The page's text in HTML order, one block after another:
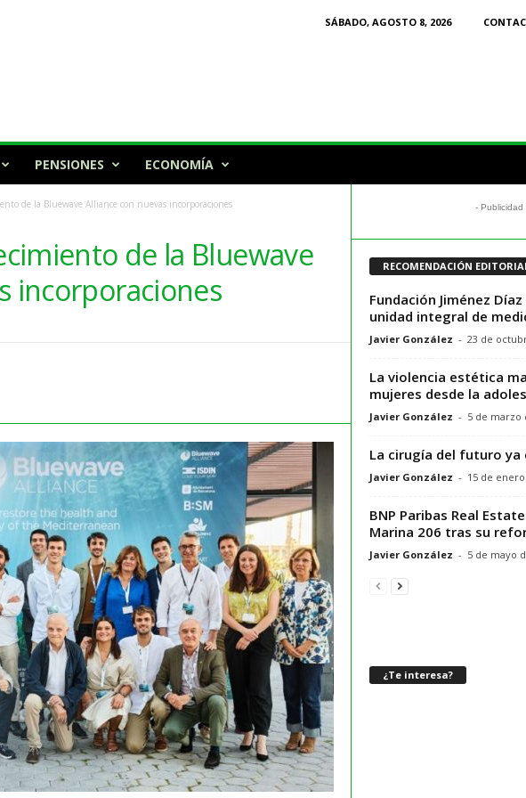
SÁBADO, AGOSTO 8, 2026
PENSIONES ECONOMÍA
de la Bluewave Alliance con nuevas incorporaciones
de la Bluewave
incorporaciones
- Publicidad
RECOMENDACIÓN
Fundación Jiménez
unidad integral de
Javier González - 23 de
La violencia estética
mujeres desde la
Javier González - 5 de marzo
La cirugía del futuro ya
Javier González - 15 de
BNP Paribas Real
Marina 206 tras su
Javier González - 5 de mayo
¿Te interesa?